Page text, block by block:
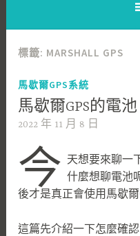
標籤: MARSHALL GPS
馬歇爾GPS系統
馬歇爾GPS的電池
2022 年 11 月 8 日
g
a
l
l
今 天想要來聊一
什麼想聊電池
後才是真正會使用馬歇爾
這篇先介紹一下怎麼確